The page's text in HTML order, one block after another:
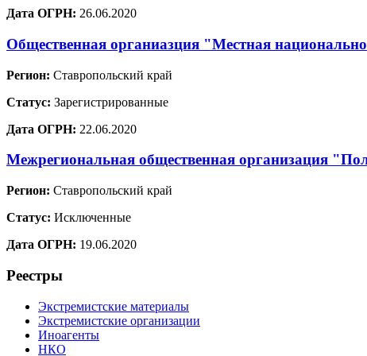
Дата ОГРН: 26.06.2020
Общественная органиазция "Местная
Регион: Ставропольский край
Статус: Зарегистрированные
Дата ОГРН: 22.06.2020
Межрегиональная общественная организация
Регион: Ставропольский край
Статус: Исключенные
Дата ОГРН: 19.06.2020
Реестры
Экстремистские материалы
Экстремистские организации
Иноагенты
НКО